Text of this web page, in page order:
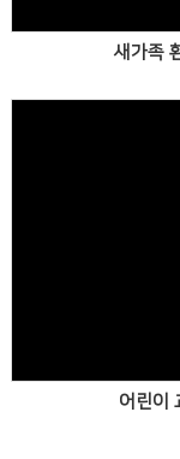
새가족
어린이